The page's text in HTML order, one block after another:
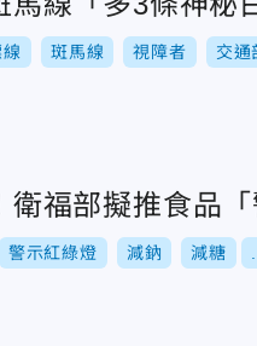
斑馬線 視障者 交通
衛福部擬推食品
警示紅綠燈 減鈉 減糖